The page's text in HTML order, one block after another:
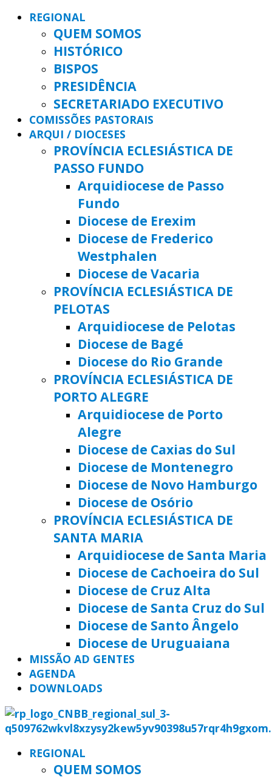
REGIONAL
QUEM SOMOS
HISTÓRICO
BISPOS
PRESIDÊNCIA
SECRETARIADO EXECUTIVO
COMISSÕES PASTORAIS
ARQUI / DIOCESES
PROVÍNCIA ECLESIÁSTICA DE
PASSO FUNDO
Arquidiocese de Passo
Fundo
Diocese de Erexim
Diocese de Frederico
Westphalen
Diocese de Vacaria
PROVÍNCIA ECLESIÁSTICA DE
PELOTAS
Arquidiocese de Pelotas
Diocese de Bagé
Diocese do Rio Grande
PROVÍNCIA ECLESIÁSTICA DE
PORTO ALEGRE
Arquidiocese de Porto
Alegre
Diocese de Caxias do Sul
Diocese de Montenegro
Diocese de Novo Hamburgo
Diocese de Osório
PROVÍNCIA ECLESIÁSTICA DE
SANTA MARIA
Arquidiocese de Santa Maria
Diocese de Cachoeira do Sul
Diocese de Cruz Alta
Diocese de Santa Cruz do Sul
Diocese de Santo Ângelo
Diocese de Uruguaiana
MISSÃO AD GENTES
AGENDA
DOWNLOADS
REGIONAL
QUEM SOMOS